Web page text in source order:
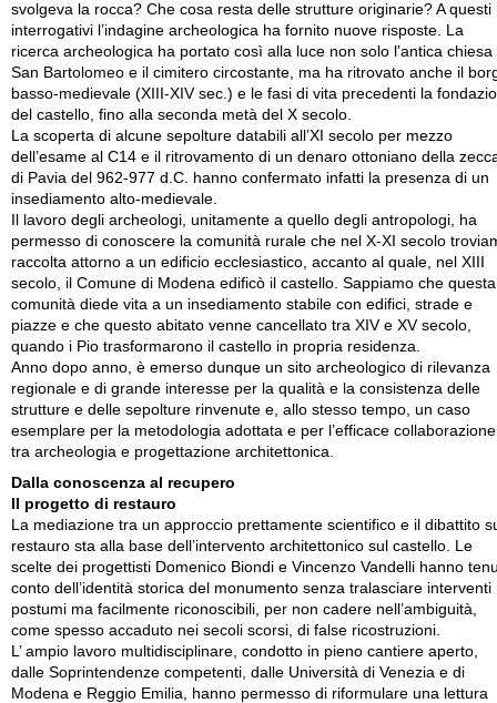
svolgeva la rocca? Che cosa resta delle strutture originarie? A questi
interrogativi l’indagine archeologica ha fornito nuove risposte. La
ricerca archeologica ha portato così alla luce non solo l’antica chiesa
San Bartolomeo e il cimitero circostante, ma ha ritrovato anche il
basso-medievale (XIII-XIV sec.) e le fasi di vita precedenti la
del castello, fino alla seconda metà del X secolo.
La scoperta di alcune sepolture databili all’XI secolo per mezzo
dell’esame al C14 e il ritrovamento di un denaro ottoniano della
di Pavia del 962-977 d.C. hanno confermato infatti la presenza di un
insediamento alto-medievale.
Il lavoro degli archeologi, unitamente a quello degli antropologi, ha
permesso di conoscere la comunità rurale che nel X-XI secolo
raccolta attorno a un edificio ecclesiastico, accanto al quale, nel XIII
secolo, il Comune di Modena edificò il castello. Sappiamo che questa
comunità diede vita a un insediamento stabile con edifici, strade e
piazze e che questo abitato venne cancellato tra XIV e XV secolo,
quando i Pio trasformarono il castello in propria residenza.
Anno dopo anno, è emerso dunque un sito archeologico di rilevanza
regionale e di grande interesse per la qualità e la consistenza delle
strutture e delle sepolture rinvenute e, allo stesso tempo, un caso
esemplare per la metodologia adottata e per l’efficace collaborazione
tra archeologia e progettazione architettonica.
Dalla conoscenza al recupero
Il progetto di restauro
La mediazione tra un approccio prettamente scientifico e il dibattito
restauro sta alla base dell’intervento architettonico sul castello. Le
scelte dei progettisti Domenico Biondi e Vincenzo Vandelli hanno
conto dell’identità storica del monumento senza tralasciare interventi
postumi ma facilmente riconoscibili, per non cadere nell’ambiguità,
come spesso accaduto nei secoli scorsi, di false ricostruzioni.
L’ ampio lavoro multidisciplinare, condotto in pieno cantiere aperto,
dalle Soprintendenze competenti, dalle Università di Venezia e di
Modena e Reggio Emilia, hanno permesso di riformulare una lettura